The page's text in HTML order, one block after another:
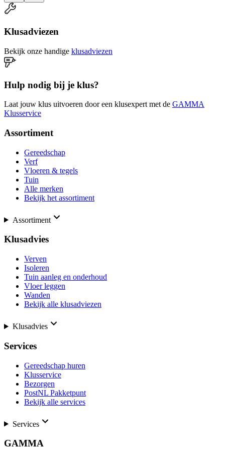
Klusadviezen
Bekijk onze handige klusadviezen
Hulp nodig bij je klus?
Laat jouw klus uitvoeren door een klusexpert met de GAMMA
Klusservice
Assortiment
Gereedschap
Verf
Vloeren & tegels
Tuin
Alle merken
Bekijk het assortiment
Assortiment
Klusadvies
Verven
Isoleren
Tuin aanleg en onderhoud
Vloer leggen
Wanden
Bekijk alle klusadviezen
Klusadvies
Services
Gereedschap huren
Klusservice
Bezorgen
PostNL Pakketpunt
Bekijk alle services
Services
GAMMA